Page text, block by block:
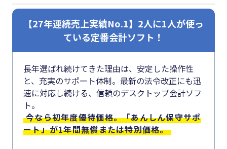
【27年連続売上実績No.1】2人に1人が使っ
ている定番会計ソフト！
長年選ばれ続けてきた理由は、安定した操作性
と、充実のサポート体制。最新の法令改正にも迅
速に対応し続ける、信頼のデスクトップ会計ソフ
ト。
今なら初年度優待価格。「あんしん保守サポ
ート」が1年間無償または特別価格。